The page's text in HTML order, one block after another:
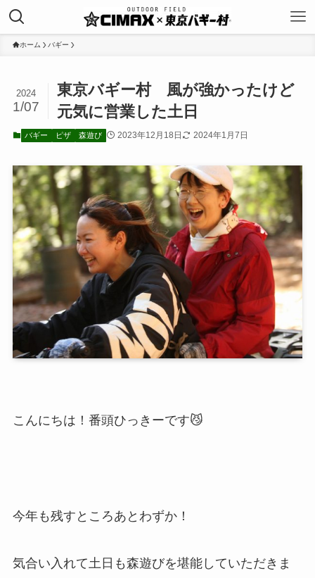
ホーム バギー
東京バギー村 風が強かったけど
元気に営業した土日
2024
1/07
バギー ピザ 森遊び 2023年12月18日 2024年1月7日
こんにちは！番頭ひっきーです😼
今年も残すところあとわずか！
気合い入れて土日も森遊びを堪能していただきま